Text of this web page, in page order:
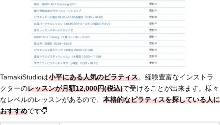
TamakiStudioは小平にある人気のピラティス。経験豊富なインストラ
クターのレッスンが月額12,000円(税込)で受けることが出来ます。様々
なレベルのレッスンがあるので、 本格的なピラティスを探している人に
おすすめです